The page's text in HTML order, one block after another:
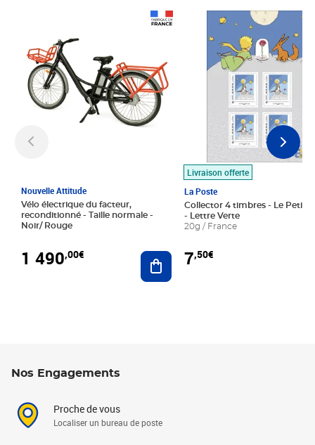
Nouvelle Attitude
Vélo électrique du facteur,
reconditionné - Taille normale -
Noir/ Rouge
1 490,00€ Ajouter au panier
Livraison offerte
La Poste
Collector 4 timbres - Le Petit
- Lettre Verte
20g / France
7,50€
Prix 7,50€
Nos Engagements
Proche de vous
Localiser un bureau de poste